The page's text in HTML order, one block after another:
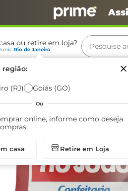
ou retire em loja?
Rio de Janeiro
região:
(RJ) Goiás (GO)
Ou
online, informe como deseja
casa Retire em Loja
Pesquise
Termos
café
biscoito
azeite
arroz